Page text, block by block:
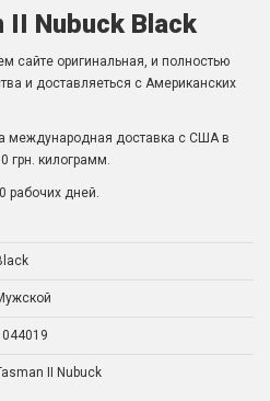
II Nubuck Black
сайте оригинальная, и полностью
и доставляеться с Американских
международная доставка с США в
грн. килограмм.
рабочих дней.
II Nubuck